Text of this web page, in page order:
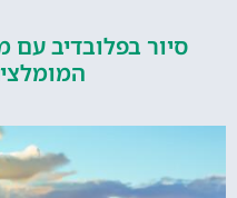
בפלובדיב עם מדריך
המומלצים